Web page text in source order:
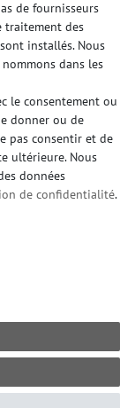
de fournisseurs
traitement des
installés. Nous
dans les
le consentement ou
donner ou de
pas consentir et de
ultérieure. Nous
données
de confidentialité.